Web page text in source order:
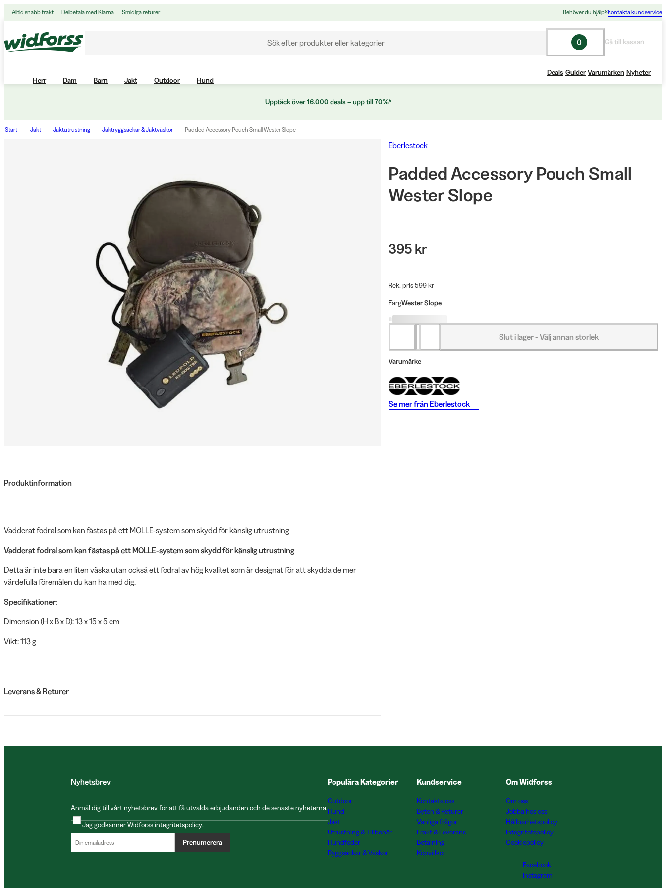
Alltid snabb frakt Delbetala med Klarna Smidiga returer Behöver du hjälp?Kontakta kundservice
Sök efter produkter eller kategorier 0 Gå till kassan
Herr Dam Barn Jakt Outdoor Hund
Deals Guider Varumärken Nyheter
Upptäck över 16.000 deals – upp till 70%*
Start Jakt Jaktutrustning Jaktryggsäckar & Jaktväskor Padded Accessory Pouch Small Wester Slope
Produktinformation
Vadderat fodral som kan fästas på ett MOLLE-system som skydd för känslig utrustning
Vadderat fodral som kan fästas på ett MOLLE-system som skydd för känslig utrustning
Detta är inte bara en liten väska utan också ett fodral av hög kvalitet som är designat för att skydda de mer
värdefulla föremålen du kan ha med dig.
Specifikationer:
Dimension (H x B x D): 13 x 15 x 5 cm
Vikt: 113 g
Leverans & Returer
Eberlestock
Padded Accessory Pouch Small
Wester Slope
395 kr
Rek. pris 599 kr
FärgWester Slope
Slut i lager - Välj annan storlek
Varumärke
Se mer från Eberlestock
Nyhetsbrev
Anmäl dig till vårt nyhetsbrev för att få utvalda erbjudanden och de senaste nyheterna.
Jag godkänner Widforssintegritetspolicy.
Prenumerera
Populära Kategorier
Outdoor
Hund
Jakt
Utrustning & Tillbehör
Hundfoder
Ryggsäckar & Väskor
Kundservice
Kontakta oss
Byten & Returer
Vanliga frågor
Frakt & Leverans
Betalning
Köpvillkor
Om Widforss
Om oss
Jobba hos oss
Hållbarhetspolicy
Integritetspolicy
Cookiepolicy
Facebook
Instagram